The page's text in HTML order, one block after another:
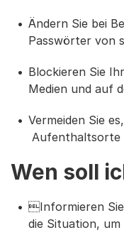
Ändern Sie bei
Passwörter von
Blockieren Sie
Medien und auf
Vermeiden Sie
Aufenthaltsorte
Wen soll
Informieren
die Situation,